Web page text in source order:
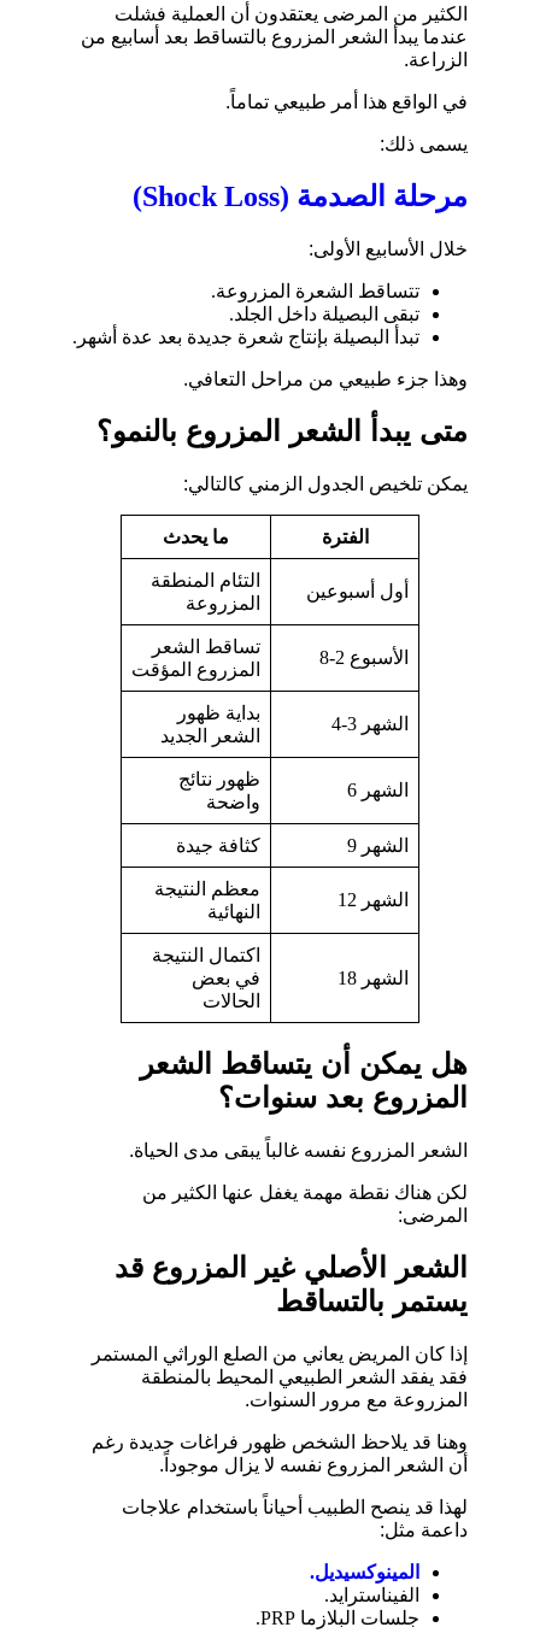
الكثير من المرضى يعتقدون أن العملية فشلت
عندما يبدأ الشعر المزروع بالتساقط بعد أسابيع من
الزراعة.
في الواقع هذا أمر طبيعي تماماً.
يسمى ذلك:
مرحلة الصدمة (Shock Loss)
خلال الأسابيع الأولى:
تتساقط الشعرة المزروعة.
تبقى البصيلة داخل الجلد.
تبدأ البصيلة بإنتاج شعرة جديدة بعد عدة أشهر.
وهذا جزء طبيعي من مراحل التعافي.
متى يبدأ الشعر المزروع بالنمو؟
يمكن تلخيص الجدول الزمني كالتالي:
الفترة ما يحدث
أول أسبوعين
التئام المنطقة
المزروعة
الأسبوع 2-8
تساقط الشعر
المزروع المؤقت
الشهر 3-4
بداية ظهور
الشعر الجديد
الشهر 6
ظهور نتائج
واضحة
الشهر 9 كثافة جيدة
الشهر 12
معظم النتيجة
النهائية
الشهر 18
اكتمال النتيجة
في بعض
الحالات
هل يمكن أن يتساقط الشعر
المزروع بعد سنوات؟
الشعر المزروع نفسه غالباً يبقى مدى الحياة.
لكن هناك نقطة مهمة يغفل عنها الكثير من
المرضى:
الشعر الأصلي غير المزروع قد
يستمر بالتساقط
إذا كان المريض يعاني من الصلع الوراثي المستمر
فقد يفقد الشعر الطبيعي المحيط بالمنطقة
المزروعة مع مرور السنوات.
وهنا قد يلاحظ الشخص ظهور فراغات جديدة رغم
أن الشعر المزروع نفسه لا يزال موجوداً.
لهذا قد ينصح الطبيب أحياناً باستخدام علاجات
داعمة مثل:
المينوكسيديل.
الفيناسترايد.
جلسات البلازما PRP.